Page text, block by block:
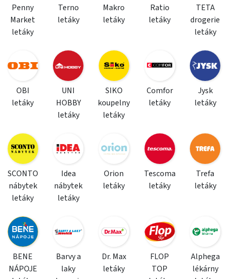
Penny
Market
letáky
Terno
letáky
Makro
letáky
Ratio
letáky
TETA
drogerie
letáky
OBI
letáky
UNI
HOBBY
letáky
SIKO
koupelny
letáky
Comfor
letáky
Jysk
letáky
SCONTO
nábytek
letáky
Idea
nábytek
letáky
Orion
letáky
Tescoma
letáky
Trefa
letáky
BENE
NÁPOJE
Barvy a
laky
Dr. Max
letáky
FLOP
TOP
Alphega
lékárny